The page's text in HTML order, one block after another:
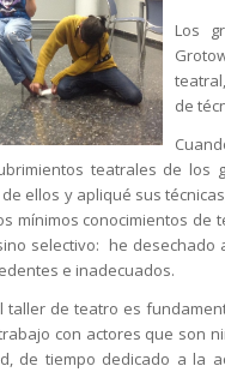
Los
de
teatrales de
ellos y apliqué sus
mínimos conocimientos
selectivo: he desechado
e inadecuados.
taller de teatro es
con actores que son
de tiempo dedicado a la